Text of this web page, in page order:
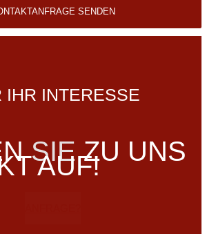
IHR INTERESSE
SIEZU UNS
AUF!